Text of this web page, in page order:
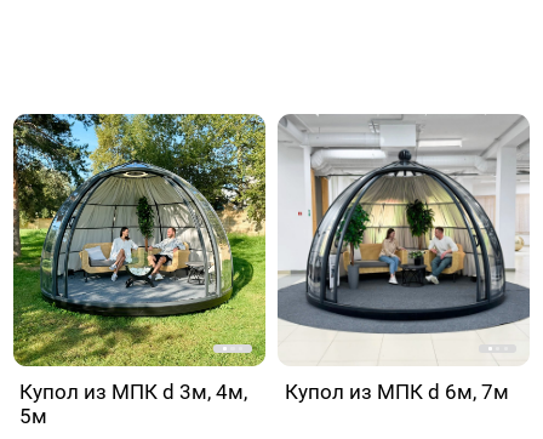
Купол из МПК d 3м, 4м,
5м
Купол из МПК d 6м, 7м